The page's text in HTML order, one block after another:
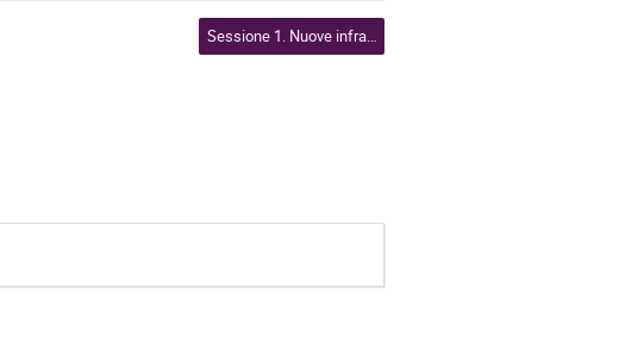
Sessione 1. Nuove infrastrutture laboratoriali